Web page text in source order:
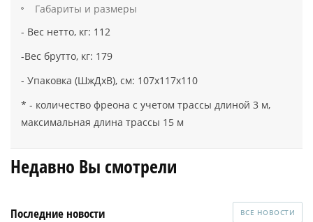
Габариты и размеры
- Вес нетто, кг: 112
-Вес брутто, кг: 179
- Упаковка (ШжДхВ), см: 107х117х110
* - количество фреона с учетом трассы длиной 3 м,
максимальная длина трассы 15 м
Недавно Вы смотрели
Последние новости ВСЕ НОВОСТИ